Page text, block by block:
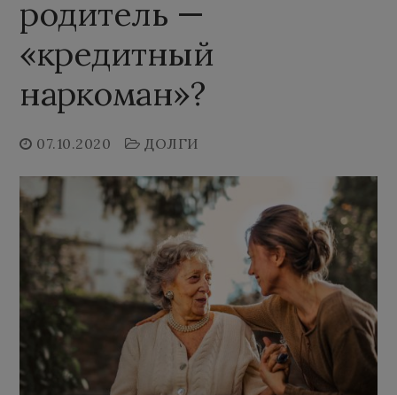
родитель —
«кредитный
наркоман»?
07.10.2020 ДОЛГИ